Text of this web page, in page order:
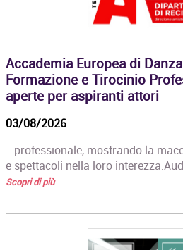
Accademia Europea di
Formazione e Tirocinio
aperte per aspiranti attori
03/08/2026
...professionale, mostrando la
e spettacoli nella loro
Scopri di più